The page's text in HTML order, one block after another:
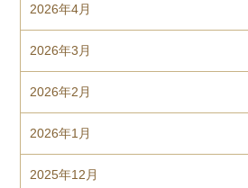
2026年4月
2026年3月
2026年2月
2026年1月
2025年12月